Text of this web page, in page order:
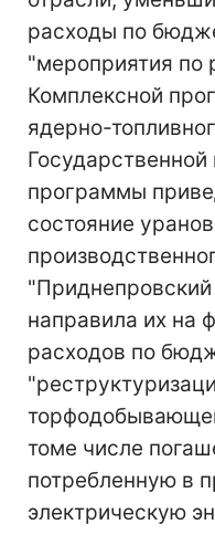
расходы по
"мероприятия по
Комплексной
ядерно-
Государственной
программы
состояние
направила их на
расходов по
томе числе
потребленную в
электрическую